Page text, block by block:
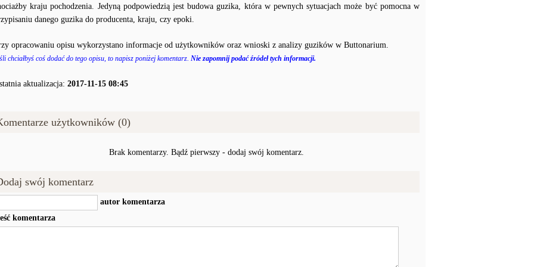
kraju pochodzenia. Jedyną podpowiedzią jest budowa guzika, która w pewnych sytuacjach może być pomocna w
danego guzika do producenta, kraju, czy epoki.
opracowaniu opisu wykorzystano informacje od użytkowników oraz wnioski z analizy guzików w Buttonarium.
chciałbyś coś dodać do tego opisu, to napisz poniżej komentarz. Nie zapomnij podać źródeł tych informacji.
aktualizacja: 2017-11-15 08:45
użytkowników (0)
Brak komentarzy. Bądź pierwszy - dodaj swój komentarz.
swój komentarz
autor komentarza
komentarza